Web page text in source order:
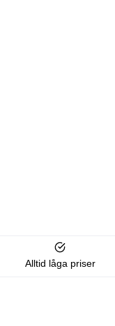
Alltid låga priser